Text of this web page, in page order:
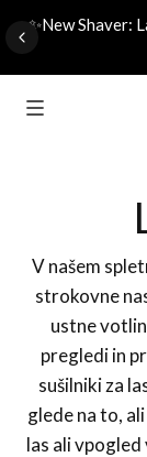
✨New Shaver:
V našem
strokovne
ustne
pregledi in
sušilniki za
glede na to,
las ali